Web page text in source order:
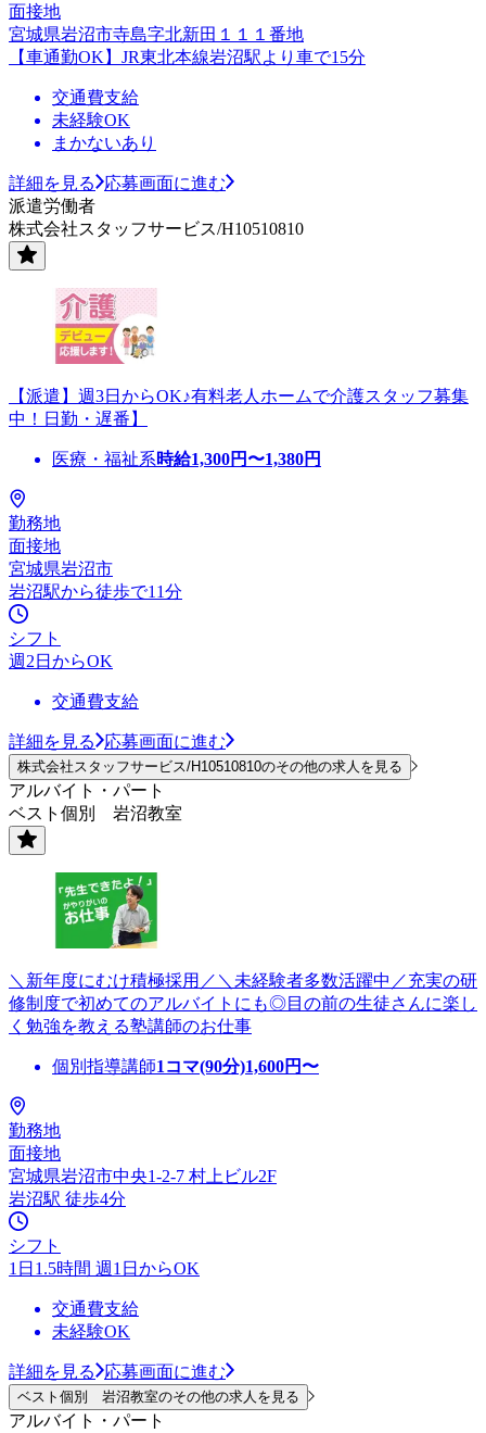
面接地
宮城県岩沼市寺島字北新田１１１番地
【車通勤OK】JR東北本線岩沼駅より車で15分
交通費支給
未経験OK
まかないあり
詳細を見る
応募画面に進む
派遣労働者
株式会社スタッフサービス/H10510810
【派遣】週3日からOK♪有料老人ホームで介護スタッフ募集
中！日勤・遅番】
医療・福祉系時給1,300円〜1,380円
勤務地
面接地
宮城県岩沼市
岩沼駅から徒歩で11分
シフト
週2日からOK
交通費支給
詳細を見る 応募画面に進む
株式会社スタッフサービス/H10510810のその他の求人を見る
アルバイト・パート
ベスト個別 岩沼教室
＼新年度にむけ積極採用／＼未経験者多数活躍中／充実の研
修制度で初めてのアルバイトにも◎目の前の生徒さんに楽し
く勉強を教える塾講師のお仕事
個別指導講師1コマ(90分)1,600円〜
勤務地
面接地
宮城県岩沼市中央1-2-7 村上ビル2F
岩沼駅 徒歩4分
シフト
1日1.5時間 週1日からOK
交通費支給
未経験OK
詳細を見る 応募画面に進む
ベスト個別 岩沼教室のその他の求人を見る
アルバイト・パート